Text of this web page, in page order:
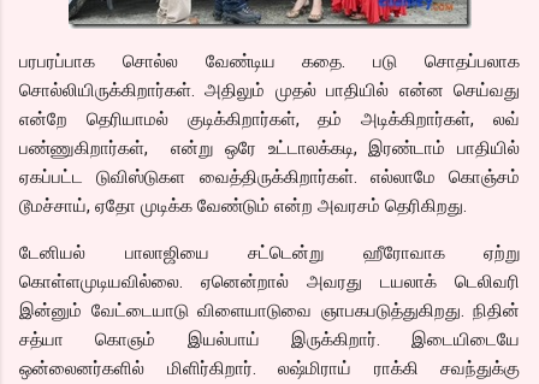
பரபரப்பாக சொல்ல வேண்டிய கதை. படு சொதப்பலாக
சொல்லியிருக்கிறார்கள். அதிலும் முதல் பாதியில் என்ன செய்வது
என்றே தெரியாமல் குடிக்கிறார்கள், தம் அடிக்கிறார்கள், லவ்
பண்ணுகிறார்கள், என்று ஒரே உட்டாலக்கடி, இரண்டாம் பாதியில்
ஏகப்பட்ட டுவிஸ்டுகள வைத்திருக்கிறார்கள். எல்லாமே கொஞ்சம்
டூமச்சாய், ஏதோ முடிக்க வேண்டும் என்ற அவரசம் தெரிகிறது.
டேனியல் பாலாஜியை சட்டென்று ஹீரோவாக ஏற்று
கொள்ளமுடியவில்லை. ஏனென்றால் அவரது டயலாக் டெலிவரி
இன்னும் வேட்டையாடு விளையாடுவை ஞாபகபடுத்துகிறது. நிதின்
சத்யா கொஞம் இயல்பாய் இருக்கிறார். இடையிடையே
ஒன்லைனர்களில் மிளிர்கிறார். லஷ்மிராய் ராக்கி சவந்துக்கு